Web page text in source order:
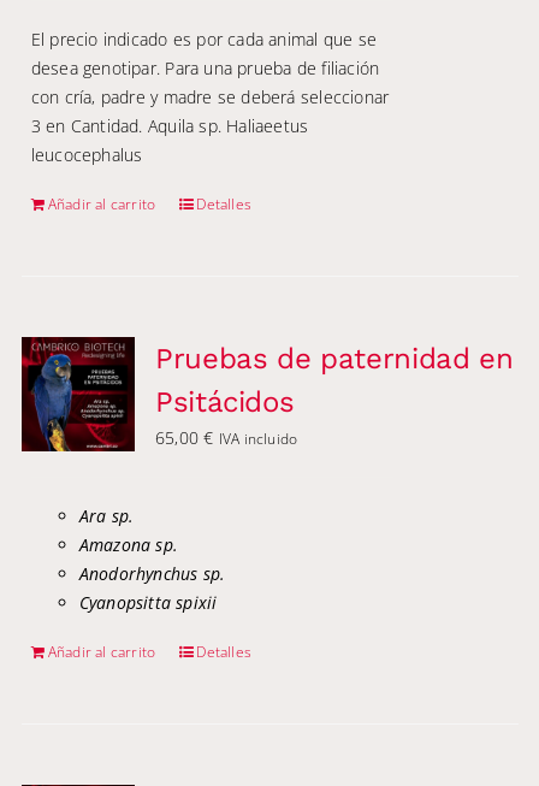
El precio indicado es por cada animal que se
desea genotipar. Para una prueba de filiación
con cría, padre y madre se deberá seleccionar
3 en Cantidad. Aquila sp. Haliaeetus
leucocephalus
Añadir al carrito Detalles
Pruebas de paternidad en
Psitácidos
65,00€ IVA incluido
Ara sp.
Amazona sp.
Anodorhynchus sp.
Cyanopsitta spixii
Añadir al carrito Detalles